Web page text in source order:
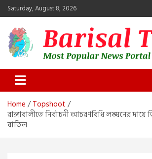
Skip
to
content
Saturday, August 8, 2026
Barisal Today
The Most Popular News Portal in Barisal
Home
Topshoot
রাঙ্গাবালীতে নির্বাচনী আচরণবিধি লঙ্ঘনের দায়ে তিন
বাতিল